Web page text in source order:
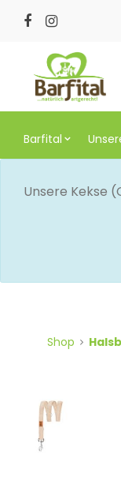
Barfital
Unsere Kekse
Shop